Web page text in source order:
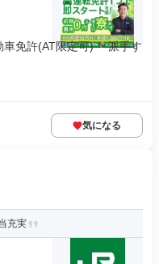
免許(AT限定可) ・派手す
気になる
充実